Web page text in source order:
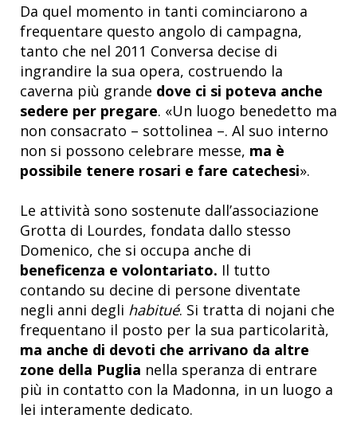
Da quel momento in tanti cominciarono a
frequentare questo angolo di campagna,
tanto che nel 2011 Conversa decise di
ingrandire la sua opera, costruendo la
caverna più grande dove ci si poteva anche
sedere per pregare. «Un luogo benedetto ma
non consacrato – sottolinea –. Al suo interno
non si possono celebrare messe, ma è
possibile tenere rosari e fare catechesi».
Le attività sono sostenute dall’associazione
Grotta di Lourdes, fondata dallo stesso
Domenico, che si occupa anche di
beneficenza e volontariato. Il tutto
contando su decine di persone diventate
negli anni degli habitué. Si tratta di nojani che
frequentano il posto per la sua particolarità,
ma anche di devoti che arrivano da altre
zone della Puglia nella speranza di entrare
più in contatto con la Madonna, in un luogo a
lei interamente dedicato.